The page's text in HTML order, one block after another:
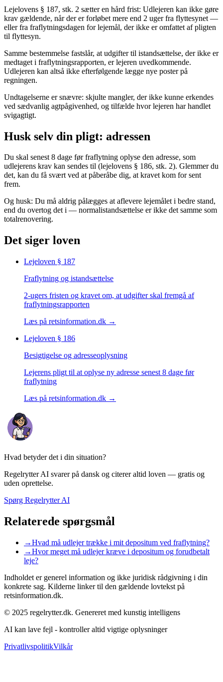
Lejelovens § 187, stk. 2 sætter en hård frist: Udlejeren kan ikke gøre
krav gældende, når der er forløbet mere end 2 uger fra flyttesynet —
eller fra fraflytningsdagen for lejemål, der ikke er omfattet af pligten
til flyttesyn.
Samme bestemmelse fastslår, at udgifter til istandsættelse, der ikke er
medtaget i fraflytningsrapporten, er lejeren uvedkommende.
Udlejeren kan altså ikke efterfølgende lægge nye poster på
regningen.
Undtagelserne er snævre: skjulte mangler, der ikke kunne erkendes
ved sædvanlig agtpågivenhed, og tilfælde hvor lejeren har handlet
svigagtigt.
Husk selv din pligt: adressen
Du skal senest 8 dage før fraflytning oplyse den adresse, som
udlejerens krav kan sendes til (lejelovens § 186, stk. 2). Glemmer du
det, kan du få svært ved at påberåbe dig, at kravet kom for sent
frem.
Og husk: Du må aldrig pålægges at aflevere lejemålet i bedre stand,
end du overtog det i — normalistandsættelse er ikke det samme som
totalrenovering.
Det siger loven
Lejeloven § 187
Fraflytning og istandsættelse
2-ugers fristen og kravet om, at udgifter skal fremgå af
fraflytningsrapporten
Læs på retsinformation.dk →
Lejeloven § 186
Besigtigelse og adresseoplysning
Lejerens pligt til at oplyse ny adresse senest 8 dage før
fraflytning
Læs på retsinformation.dk →
Hvad betyder det i din situation?
Regelrytter AI svarer på dansk og citerer altid loven — gratis og
uden oprettelse.
Spørg Regelrytter AI
Relaterede spørgsmål
→Hvad må udlejer trække i mit depositum ved fraflytning?
→Hvor meget må udlejer kræve i depositum og forudbetalt
leje?
Indholdet er generel information og ikke juridisk rådgivning i din
konkrete sag. Kilderne linker til den gældende lovtekst på
retsinformation.dk.
© 2025 regelrytter.dk. Genereret med kunstig intelligens
AI kan lave fejl - kontroller altid vigtige oplysninger
PrivatlivspolitikVilkår